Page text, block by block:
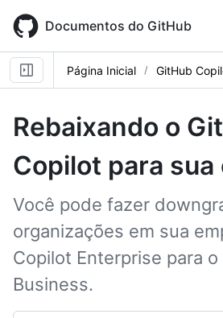
main
content
Documentos do GitHub
Página Inicial GitHub
Rebaixando o
Copilot para sua
Você pode fazer
organizações em sua
Copilot Enterprise para
Business.